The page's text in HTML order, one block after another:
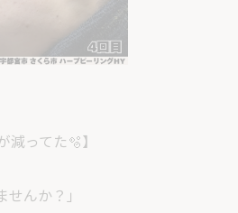
減ってた🫧】
せんか？」